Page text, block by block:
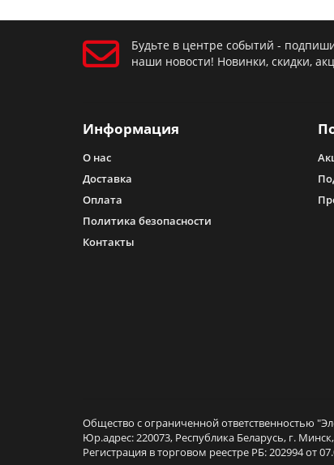
Будьте в центре событий -
наши новости! Новинки, скидки,
Информация
О нас
Доставка
Оплата
Политика безопасности
Контакты
Общество с ограниченной ответственностью
Юр.адрес: 220073, Республика Беларусь, г.
Регистрация в торговом реестре РБ: 202994 от